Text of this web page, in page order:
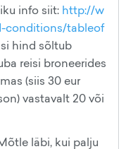
info siit: http://w
conditions/tableof
hind sõltub
reisi broneerides
(siis 30 eur
vastavalt 20 või
läbi, kui palju